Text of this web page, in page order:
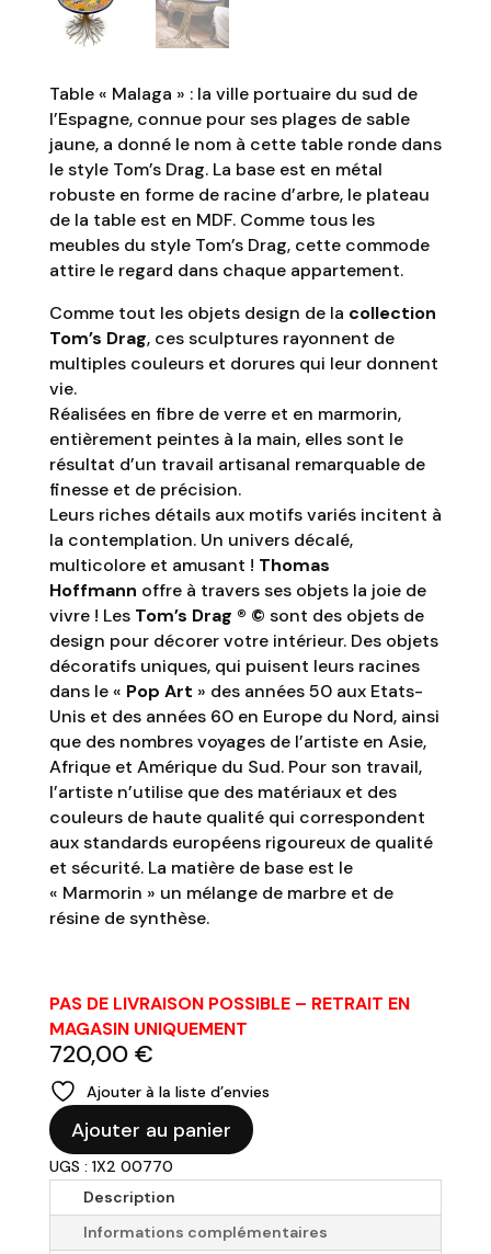
Table « Malaga » : la ville portuaire du sud de
l’Espagne, connue pour ses plages de sable
jaune, a donné le nom à cette table ronde dans
le style Tom’s Drag. La base est en métal
robuste en forme de racine d’arbre, le plateau
de la table est en MDF. Comme tous les
meubles du style Tom’s Drag, cette commode
attire le regard dans chaque appartement.
Comme tout les objets design de la collection
Tom’s Drag, ces sculptures rayonnent de
multiples couleurs et dorures qui leur donnent
vie.
Réalisées en fibre de verre et en marmorin,
entièrement peintes à la main, elles sont le
résultat d’un travail artisanal remarquable de
finesse et de précision.
Leurs riches détails aux motifs variés incitent à
la contemplation. Un univers décalé,
multicolore et amusant ! Thomas
Hoffmann offre à travers ses objets la joie de
vivre ! LesTom’s Drag ® © sont des objets de
design pour décorer votre intérieur. Des objets
décoratifs uniques, qui puisent leurs racines
dans le « Pop Art » des années 50 aux Etats-
Unis et des années 60 en Europe du Nord, ainsi
que des nombres voyages de l’artiste en Asie,
Afrique et Amérique du Sud. Pour son travail,
l’artiste n’utilise que des matériaux et des
couleurs de haute qualité qui correspondent
aux standards européens rigoureux de qualité
et sécurité. La matière de base est le
« Marmorin » un mélange de marbre et de
résine de synthèse.
PAS DE LIVRAISON POSSIBLE – RETRAIT EN
MAGASIN UNIQUEMENT
720,00 €
Ajouter à la liste d’envies
quantité
de
TOMS
DRAG
-
Table
Ajouter au panier
UGS : 1X2 00770
Description
Informations complémentaires